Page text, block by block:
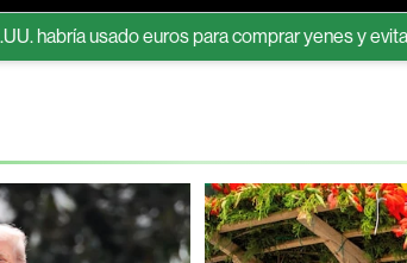
usado euros para comprar yenes y evitar debilitar